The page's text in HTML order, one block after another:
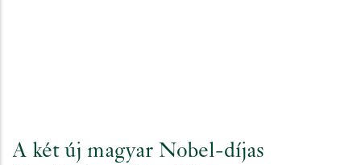
A két új magyar Nobel-díjas